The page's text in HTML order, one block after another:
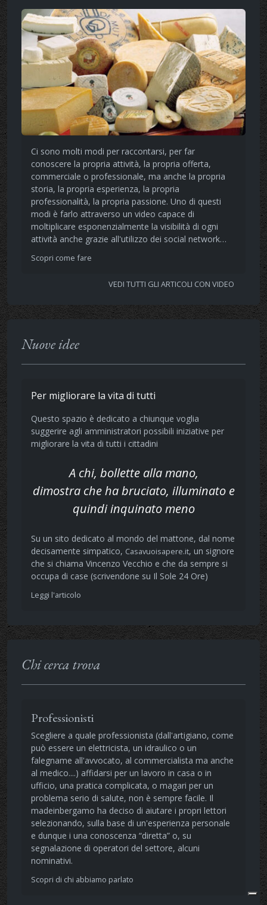
Ci sono molti modi per raccontarsi, per far
conoscere la propria attività, la propria offerta,
commerciale o professionale, ma anche la propria
storia, la propria esperienza, la propria
professionalità, la propria passione. Uno di questi
modi è farlo attraverso un video capace di
moltiplicare esponenzialmente la visibilità di ogni
attività anche grazie all'utilizzo dei social network…
Scopri come fare
VEDI TUTTI GLI ARTICOLI CON VIDEO
Nuove idee
Per migliorare la vita di tutti
Questo spazio è dedicato a chiunque voglia
suggerire agli amministratori possibili iniziative per
migliorare la vita di tutti i cittadini
A chi, bollette alla mano,
dimostra che ha bruciato, illuminato e
quindi inquinato meno
Su un sito dedicato al mondo del mattone, dal nome
decisamente simpatico, Casavuoisapere.it, un signore
che si chiama Vincenzo Vecchio e che da sempre si
occupa di case (scrivendone su Il Sole 24 Ore)
Leggi l'articolo
Chi cerca trova
Professionisti
Scegliere a quale professionista (dall'artigiano, come
può essere un elettricista, un idraulico o un
falegname all'avvocato, al commercialista ma anche
al medico....) affidarsi per un lavoro in casa o in
ufficio, una pratica complicata, o magari per un
problema serio di salute, non è sempre facile. Il
madeinbergamo ha deciso di aiutare i propri lettori
selezionando, sulla base di un'esperienza personale
e dunque i una conoscenza “diretta” o, su
segnalazione di operatori del settore, alcuni
nominativi.
Scopri di chi abbiamo parlato